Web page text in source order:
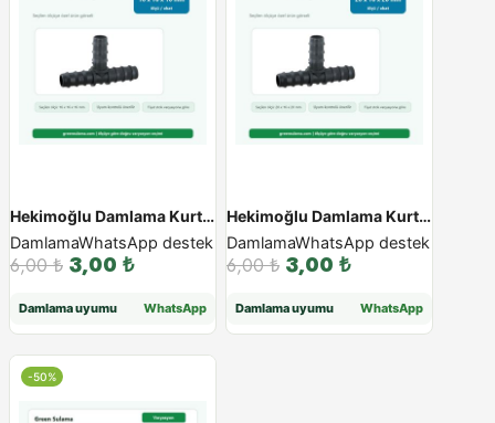
Hekimoğlu Damlama Kurtağzı Te - 16x16x16
DamlamaWhatsApp destek
6,00₺ 3,00 ₺
Damlama uyumu WhatsApp
Hekimoğlu Damlama Kurtağzı Te - 20x16x20
DamlamaWhatsApp destek
6,00₺ 3,00 ₺
Damlama uyumu WhatsApp
-50%